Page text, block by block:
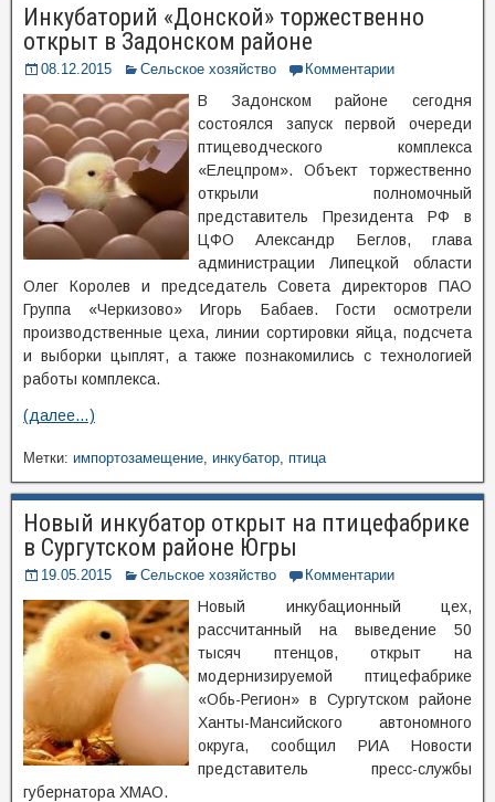
Инкубаторий «Донской» торжественно
открыт в Задонском районе
08.12.2015 Сельское хозяйство Комментарии
В Задонском районе сегодня
состоялся запуск первой очереди
птицеводческого комплекса
«Елецпром». Объект торжественно
открыли полномочный
представитель Президента РФ в
ЦФО Александр Беглов, глава
администрации Липецкой области
Олег Королев и председатель Совета директоров ПАО
Группа «Черкизово» Игорь Бабаев. Гости осмотрели
производственные цеха, линии сортировки яйца, подсчета
и выборки цыплят, а также познакомились с технологией
работы комплекса.
(далее…)
Метки: импортозамещение, инкубатор, птица
Новый инкубатор открыт на птицефабрике
в Сургутском районе Югры
19.05.2015 Сельское хозяйство Комментарии
Новый инкубационный цех,
рассчитанный на выведение 50
тысяч птенцов, открыт на
модернизируемой птицефабрике
«Обь-Регион» в Сургутском районе
Ханты-Мансийского автономного
округа, сообщил РИА Новости
представитель пресс-службы
губернатора ХМАО.